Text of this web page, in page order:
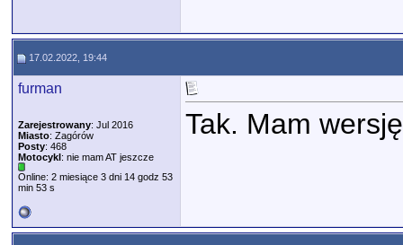
17.02.2022, 19:44
furman
Zarejestrowany: Jul 2016
Miasto: Zagórów
Posty: 468
Motocykl: nie mam AT jeszcze
Online: 2 miesiące 3 dni 14 godz 53
min 53 s
Tak. Mam